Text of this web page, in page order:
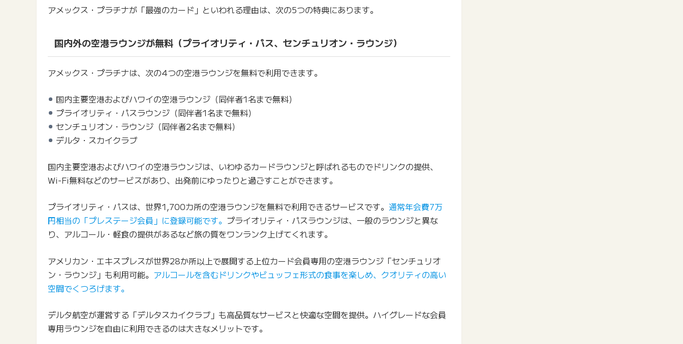
アメックス・プラチナが「最強のカード」といわれる理由は、次の5つの特典にあります。
国内外の空港ラウンジが無料（プライオリティ・パス、センチュリオン・ラウンジ）
アメックス・プラチナは、次の4つの空港ラウンジを無料で利用できます。
国内主要空港およびハワイの空港ラウンジ（同伴者1名まで無料）
プライオリティ・パスラウンジ（同伴者1名まで無料）
センチュリオン・ラウンジ（同伴者2名まで無料）
デルタ・スカイクラブ
国内主要空港およびハワイの空港ラウンジは、いわゆるカードラウンジと呼ばれるものでドリンクの提供、
Wi-Fi無料などのサービスがあり、出発前にゆったりと過ごすことができます。
プライオリティ・パスは、世界1,700カ所の空港ラウンジを無料で利用できるサービスです。通常年会費7万
円相当の「プレステージ会員」に登録可能です。 プライオリティ・パスラウンジは、一般のラウンジと異な
り、アルコール・軽食の提供があるなど旅の質をワンランク上げてくれます。
アメリカン・エキスプレスが世界28か所以上で展開する上位カード会員専用の空港ラウンジ「センチュリオ
ン・ラウンジ」も利用可能。 アルコールを含むドリンクやビュッフェ形式の食事を楽しめ、クオリティの高い
空間でくつろげます。
デルタ航空が運営する「デルタスカイクラブ」も高品質なサービスと快適な空間を提供。ハイグレードな会員
専用ラウンジを自由に利用できるのは大きなメリットです。